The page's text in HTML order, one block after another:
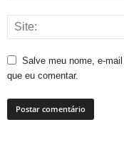
Salve meu nome, e-
que eu comentar.